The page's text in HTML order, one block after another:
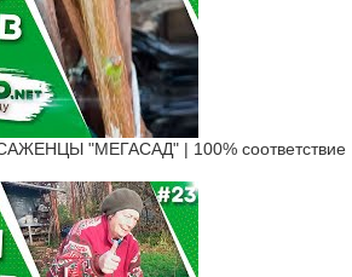
"МЕГАСАД" | 100% соответствие